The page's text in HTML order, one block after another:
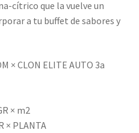
cítrico que la vuelve un
a tu buffet de sabores y
× CLON ELITE AUTO 3a
× m2
× PLANTA